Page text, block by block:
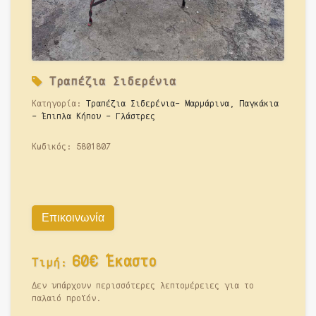
Τραπέζια Σιδερένια
Κατηγορία: Τραπέζια Σιδερένια- Μαρμάρινα, Παγκάκια
- Έπιπλα Κήπου - Γλάστρες
Κωδικός: 5801807
Επικοινωνία
Τιμή: 60€ Έκαστο
Δεν υπάρχουν περισσότερες λεπτομέρειες για το
παλαιό προϊόν.